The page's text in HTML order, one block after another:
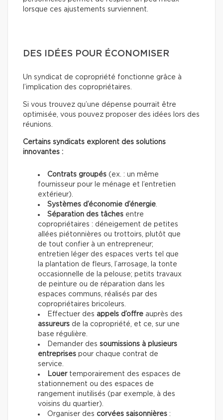
lorsque ces ajustements surviennent.
DES IDÉES POUR ÉCONOMISER
Un syndicat de copropriété fonctionne grâce à
l’implication des copropriétaires.
Si vous trouvez qu’une dépense pourrait être
optimisée, vous pouvez proposer des idées lors des
réunions.
Certains syndicats explorent des solutions
innovantes :
Contrats groupés (ex. : un même
fournisseur pour le ménage et l’entretien
extérieur).
Systèmes d’économie d’énergie.
Séparation des tâches entre
copropriétaires : déneigement de petites
allées piétonnières ou trottoirs, plutôt que
de tout confier à un entrepreneur;
entretien léger des espaces verts tel que
la plantation de fleurs, l’arrosage, la tonte
occasionnelle de la pelouse; petits travaux
de peinture ou de réparation dans les
espaces communs, réalisés par des
copropriétaires bricoleurs.
Effectuer des appels d’offre auprès des
assureurs de la copropriété, et ce, sur une
base régulière.
Demander des soumissions à plusieurs
entreprises pour chaque contrat de
service.
Louertemporairement des espaces de
stationnement ou des espaces de
rangement inutilisés (par exemple, à des
voisins du quartier).
Organiser des corvées saisonnières :